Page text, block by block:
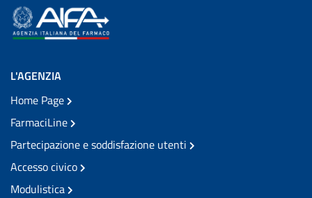
L'AGENZIA
Home Page
FarmaciLine
Partecipazione e soddisfazione utenti
Accesso civico
Modulistica